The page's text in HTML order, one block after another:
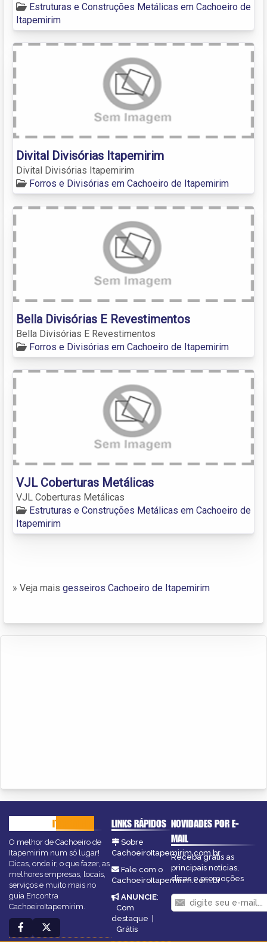
Estruturas e Construções Metálicas em Cachoeiro de
Itapemirim
Divital Divisórias Itapemirim
Divital Divisórias Itapemirim
Forros e Divisórias em Cachoeiro de Itapemirim
Bella Divisórias E Revestimentos
Bella Divisórias E Revestimentos
Forros e Divisórias em Cachoeiro de Itapemirim
VJL Coberturas Metálicas
VJL Coberturas Metálicas
Estruturas e Construções Metálicas em Cachoeiro de
Itapemirim
» Veja mais gesseiros Cachoeiro de Itapemirim
ITAPEMIRIM
O melhor de Cachoeiro de
Itapemirim num só lugar!
Dicas, onde ir, o que fazer, as
melhores empresas, locais,
serviços e muito mais no
guia Encontra
CachoeiroItapemirim.
LINKS RÁPIDOS
Sobre
CachoeiroItapemirim.com.br
Fale com o
CachoeiroItapemirim.com.br
ANUNCIE:
Com
destaque |
Grátis
NOVIDADES POR E-
MAIL
Receba grátis as
principais notícias,
dicas e promoções